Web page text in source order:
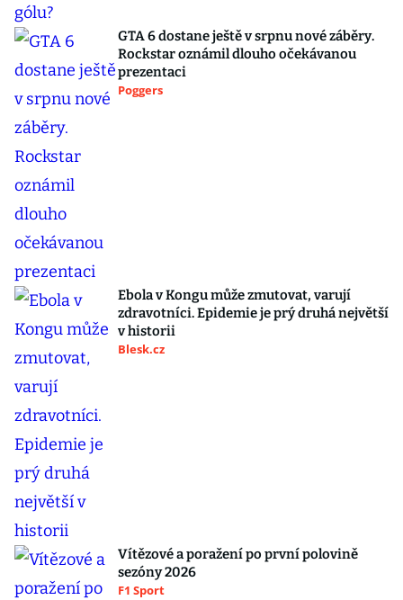
GTA 6 dostane ještě v srpnu nové záběry.
Rockstar oznámil dlouho očekávanou
prezentaci
Poggers
Ebola v Kongu může zmutovat, varují
zdravotníci. Epidemie je prý druhá největší
v historii
Blesk.cz
Vítězové a poražení po první polovině
sezóny 2026
F1 Sport